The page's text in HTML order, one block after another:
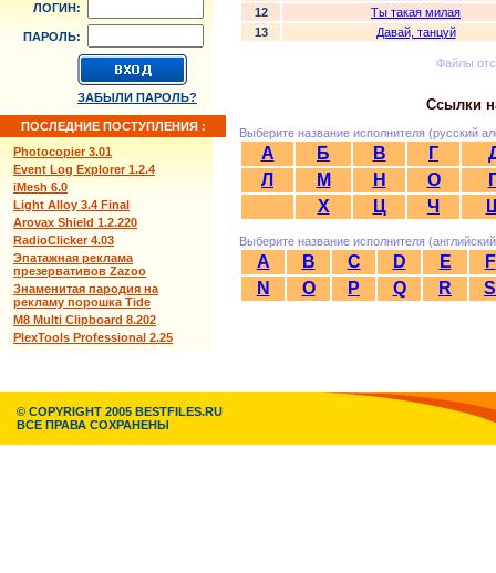
ЛОГИН:
ПАРОЛЬ:
ЗАБЫЛИ ПАРОЛЬ?
ПОСЛЕДНИЕ ПОСТУПЛЕНИЯ :
Photocopier 3.01
Event Log Explorer 1.2.4
iMesh 6.0
Light Alloy 3.4 Final
Arovax Shield 1.2.220
RadioClicker 4.03
Эпатажная реклама
презервативов Zazoo
Знаменитая пародия на
рекламу порошка Tide
M8 Multi Clipboard 8.202
PlexTools Professional 2.25
12
Ты такая милая
13
Давай, танцуй
Файлы
Ссылки
Выберите название исполнителя (русский
А Б В Г
Л
М Н О
Х
Ц Ч
Выберите название исполнителя
A B C D E
F
N
O P Q R S
© COPYRIGHT 2005 BESTFILES.RU
ВСЕ ПРАВА СОХРАНЕНЫ